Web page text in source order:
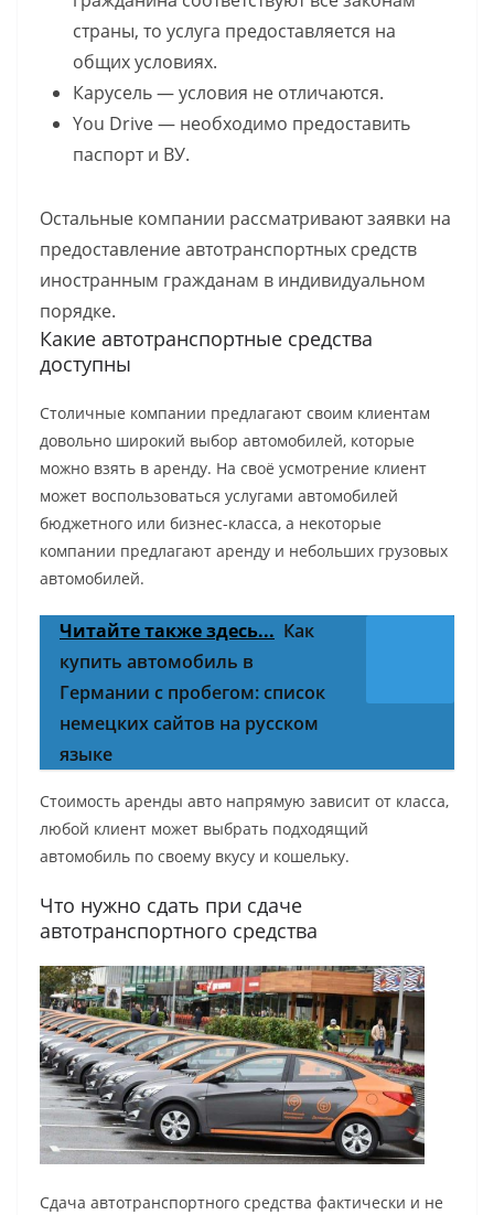
страны, то услуга предоставляется на
общих условиях.
Карусель — условия не отличаются.
You Drive — необходимо предоставить
паспорт и ВУ.
Остальные компании рассматривают заявки на
предоставление автотранспортных средств
иностранным гражданам в индивидуальном
порядке.
Какие автотранспортные средства
доступны
Столичные компании предлагают своим клиентам
довольно широкий выбор автомобилей, которые
можно взять в аренду. На своё усмотрение клиент
может воспользоваться услугами автомобилей
бюджетного или бизнес-класса, а некоторые
компании предлагают аренду и небольших грузовых
автомобилей.
Читайте также здесь... Как
купить автомобиль в
Германии с пробегом: список
немецких сайтов на русском
языке
Стоимость аренды авто напрямую зависит от класса,
любой клиент может выбрать подходящий
автомобиль по своему вкусу и кошельку.
Что нужно сдать при сдаче
автотранспортного средства
Сдача автотранспортного средства фактически и не